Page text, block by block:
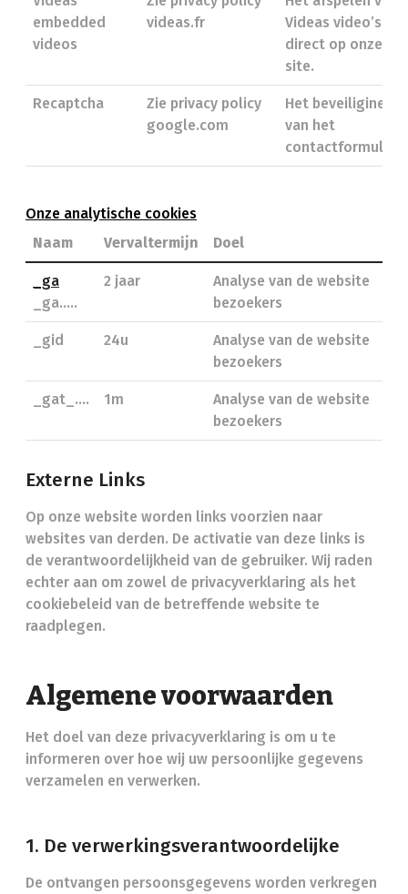
embedded
videos
videas.fr
Videas video’s
direct op onze
site.
Recaptcha
Zie privacy policy
google.com
Het beveiliginen
van het
contactformulier.
Onze analytische cookies
Naam
Vervaltermijn Doel
_ga
_ga.....
2 jaar
Analyse van de website
bezoekers
_gid 24u
Analyse van de website
bezoekers
_gat_.... 1m
Analyse van de website
bezoekers
Externe Links
Op onze website worden links voorzien naar
websites van derden. De activatie van deze links is
de verantwoordelijkheid van de gebruiker. Wij raden
echter aan om zowel de privacyverklaring als het
cookiebeleid van de betreffende website te
raadplegen.
Algemene voorwaarden
Het doel van deze privacyverklaring is om u te
informeren over hoe wij uw persoonlijke gegevens
verzamelen en verwerken.
1. De verwerkingsverantwoordelijke
De ontvangen persoonsgegevens worden verkregen